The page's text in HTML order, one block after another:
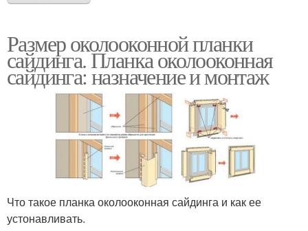
Размер околооконной планки
сайдинга. Планка околооконная
сайдинга: назначение и монтаж
Что такое планка околооконная сайдинга и как ее
устонавливать.